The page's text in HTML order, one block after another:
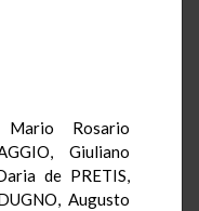
Mario Rosario
Giuliano
de PRETIS,
Augusto